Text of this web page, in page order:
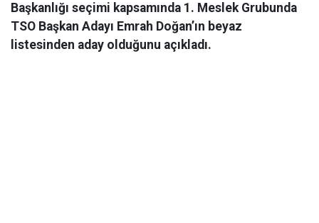
Başkanlığı seçimi kapsamında 1. Meslek Grubunda
TSO Başkan Adayı Emrah Doğan’ın beyaz
listesinden aday olduğunu açıkladı.